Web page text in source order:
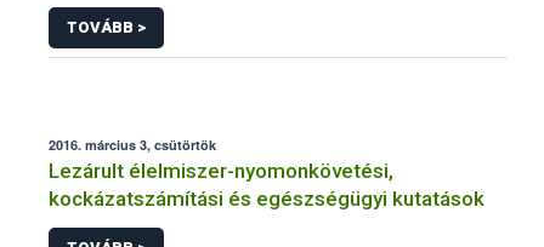
TOVÁBB >
2016. március 3, csütörtök
Lezárult élelmiszer-nyomonkövetési,
kockázatszámítási és egészségügyi kutatások